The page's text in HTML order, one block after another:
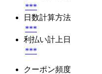
***
日数計算方法
***
利払い計上日
***
クーポン頻度